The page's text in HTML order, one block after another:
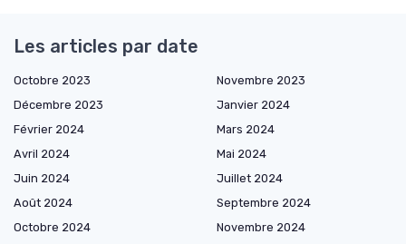
Les articles par date
Octobre 2023
Novembre 2023
Décembre 2023
Janvier 2024
Février 2024
Mars 2024
Avril 2024
Mai 2024
Juin 2024
Juillet 2024
Août 2024
Septembre 2024
Octobre 2024
Novembre 2024